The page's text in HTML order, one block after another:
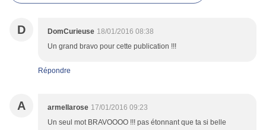
D DomCurieuse 18/01/2016 08:38
Un grand bravo pour cette publication !!!
Répondre
A armellarose 17/01/2016 09:23
Un seul mot BRAVOOOO !!! pas étonnant que ta si belle